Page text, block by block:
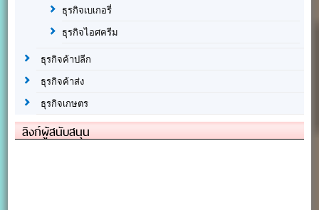
ธุรกิจเบเกอรี่
ธุรกิจไอศครีม
ธุรกิจค้าปลีก
ธุรกิจค้าส่ง
ธุรกิจเกษตร
ลิงก์ผู้สนับสนุน